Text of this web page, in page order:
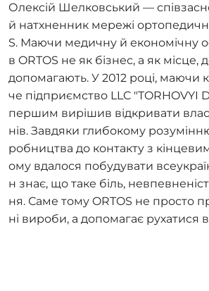
Олексій Шелковський —
й натхненник мережі
S. Маючи медичну й економічну
в ORTOS не як бізнес, а як місце,
допомагають. У 2012 році, маючи
че підприємство LLC "TORHOVYI
першим вирішив відкривати
нів. Завдяки глибокому
робництва до контакту з
ому вдалося побудувати
н знає, що таке біль,
ня. Саме тому ORTOS не просто
ні вироби, а допомагає рухатися